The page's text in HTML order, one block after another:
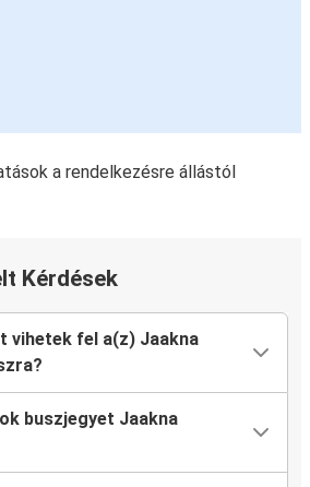
a rendelkezésre állástól
Kérdések
vihetek fel a(z) Jaakna
buszjegyet Jaakna